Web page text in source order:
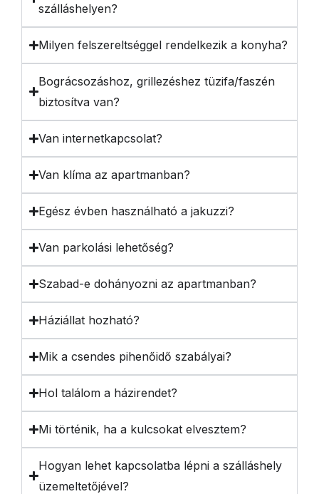
szálláshelyen?
Milyen felszereltséggel rendelkezik a konyha?
Bográcsozáshoz, grillezéshez tüzifa/faszén
biztosítva van?
Van internetkapcsolat?
Van klíma az apartmanban?
Egész évben használható a jakuzzi?
Van parkolási lehetőség?
Szabad-e dohányozni az apartmanban?
Háziállat hozható?
Mik a csendes pihenőidő szabályai?
Hol találom a házirendet?
Mi történik, ha a kulcsokat elvesztem?
Hogyan lehet kapcsolatba lépni a szálláshely
üzemeltetőjével?